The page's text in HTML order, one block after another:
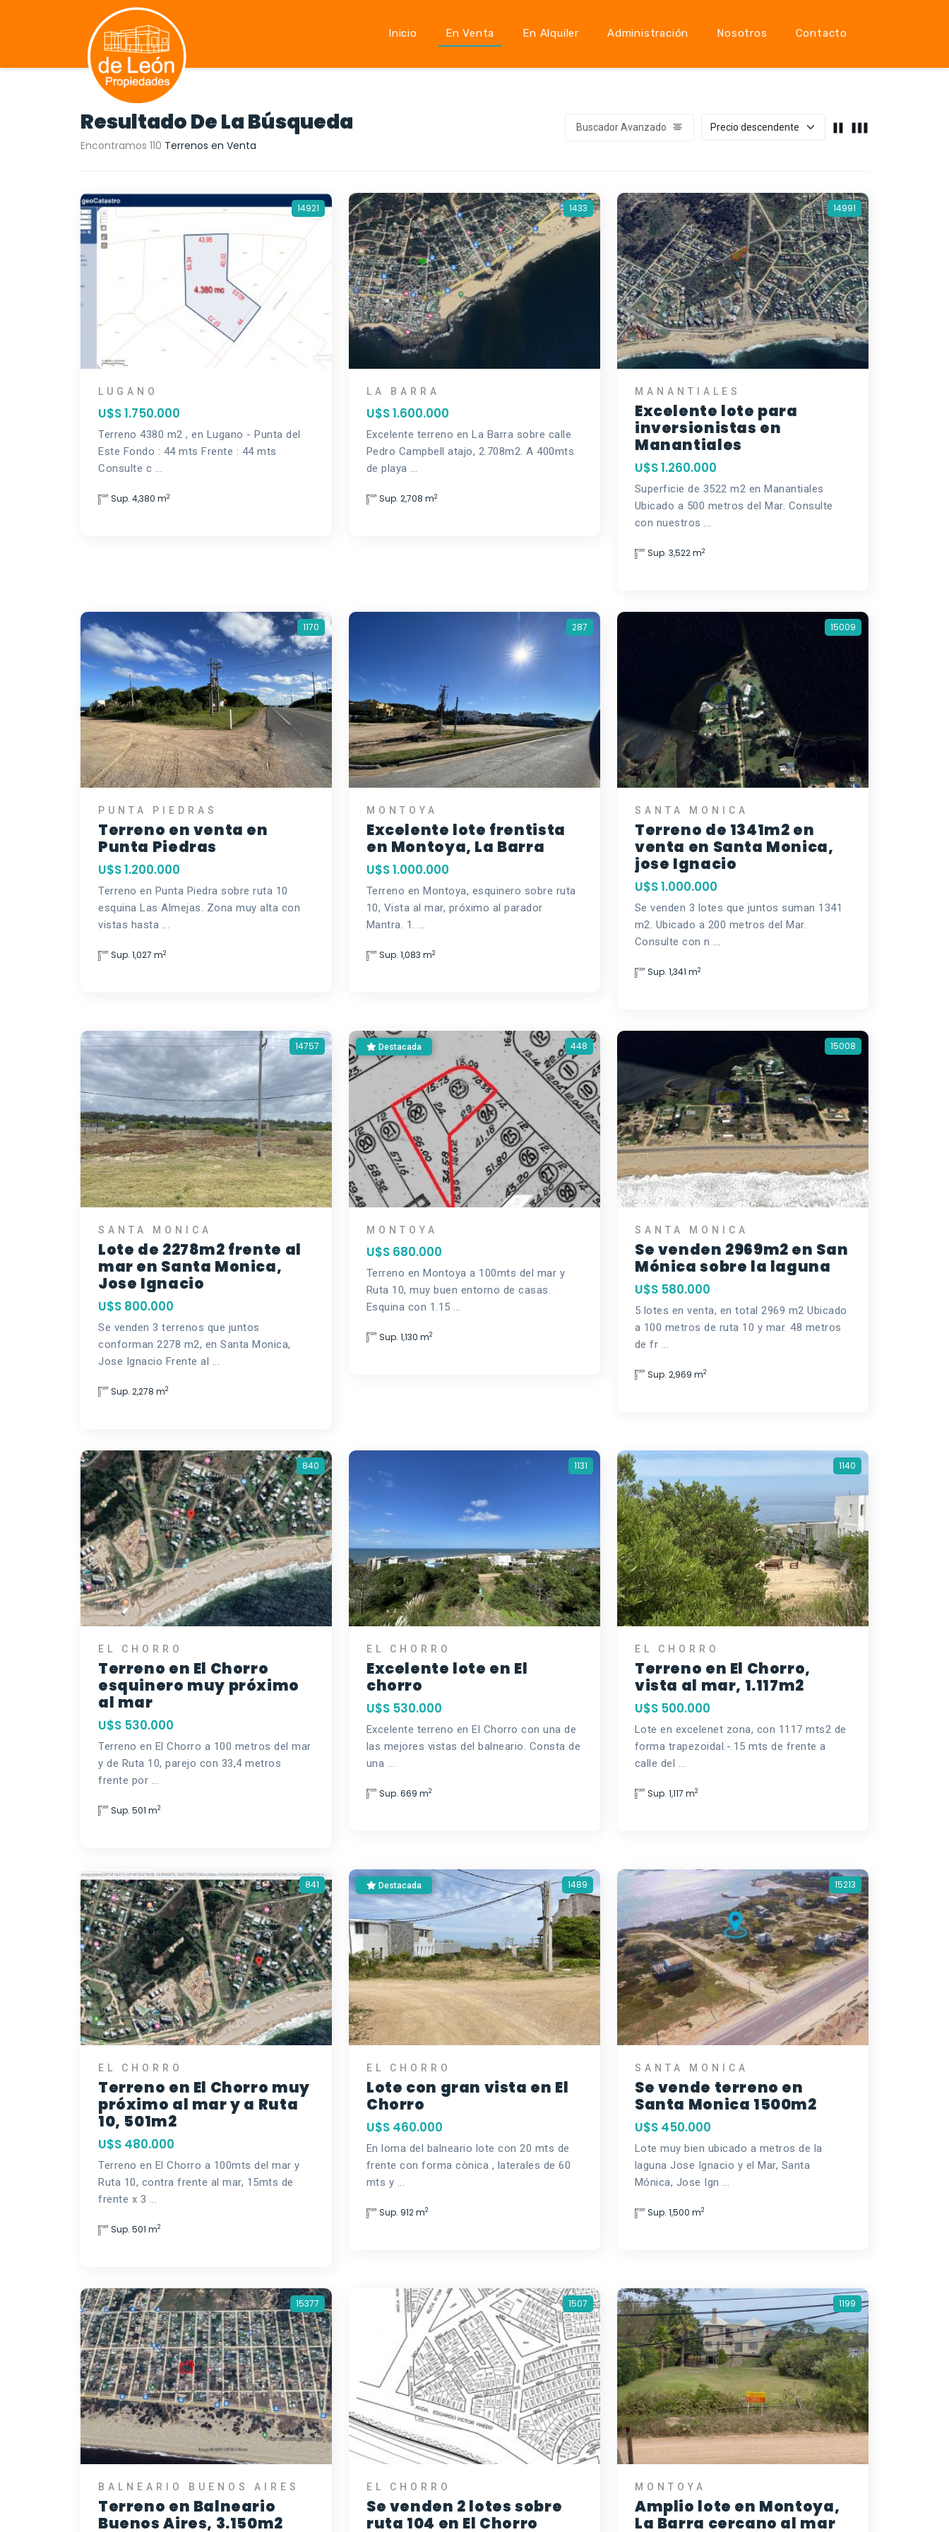
Inicio En Venta En Alquiler Administración Nosotros Contacto
Resultado De La Búsqueda
Encontramos 110 Terrenos en Venta
Buscador Avanzado
14921
LUGANO
U$S 1.750.000
Terreno 4380 m2 , en Lugano - Punta del
Este Fondo : 44 mts Frente : 44 mts
Consulte c ...
Sup. 4,380 m2
1433
LA BARRA
U$S 1.600.000
Excelente terreno en La Barra sobre calle
Pedro Campbell atajo, 2.708m2. A 400mts
de playa ...
Sup. 2,708 m2
14991
MANANTIALES
Excelente lote para
inversionistas en
Manantiales
U$S 1.260.000
Superficie de 3522 m2 en Manantiales
Ubicado a 500 metros del Mar. Consulte
con nuestros ...
Sup. 3,522 m2
1170
PUNTA PIEDRAS
Terreno en venta en
Punta Piedras
U$S 1.200.000
Terreno en Punta Piedra sobre ruta 10
esquina Las Almejas. Zona muy alta con
vistas hasta ...
Sup. 1,027 m2
287
MONTOYA
Excelente lote frentista
en Montoya, La Barra
U$S 1.000.000
Terreno en Montoya, esquinero sobre ruta
10, Vista al mar, próximo al parador
Mantra. 1. ...
Sup. 1,083 m2
15009
SANTA MONICA
Terreno de 1341m2 en
venta en Santa Monica,
jose Ignacio
U$S 1.000.000
Se venden 3 lotes que juntos suman 1341
m2. Ubicado a 200 metros del Mar.
Consulte con n ...
Sup. 1,341 m2
14757
SANTA MONICA
Lote de 2278m2 frente al
mar en Santa Monica,
Jose Ignacio
U$S 800.000
Se venden 3 terrenos que juntos
conforman 2278 m2, en Santa Monica,
Jose Ignacio Frente al ...
Sup. 2,278 m2
Destacada 448
MONTOYA
U$S 680.000
Terreno en Montoya a 100mts del mar y
Ruta 10, muy buen entorno de casas.
Esquina con 1.15 ...
Sup. 1,130 m2
15008
SANTA MONICA
Se venden 2969m2 en San
Mónica sobre la laguna
U$S 580.000
5 lotes en venta, en total 2969 m2 Ubicado
a 100 metros de ruta 10 y mar. 48 metros
de fr ...
Sup. 2,969 m2
840
EL CHORRO
Terreno en El Chorro
esquinero muy próximo
al mar
U$S 530.000
Terreno en El Chorro a 100 metros del mar
y de Ruta 10, parejo con 33,4 metros
frente por ...
Sup. 501 m2
1131
EL CHORRO
Excelente lote en El
chorro
U$S 530.000
Excelente terreno en El Chorro con una de
las mejores vistas del balneario. Consta de
una ...
Sup. 669 m2
1140
EL CHORRO
Terreno en El Chorro,
vista al mar, 1.117m2
U$S 500.000
Lote en excelenet zona, con 1117 mts2 de
forma trapezoidal.-.15 mts de frente a
calle del ...
Sup. 1,117 m2
841
EL CHORRO
Terreno en El Chorro muy
próximo al mar y a Ruta
10, 501m2
U$S 480.000
Terreno en El Chorro a 100mts del mar y
Ruta 10, contra frente al mar, 15mts de
frente x 3 ...
Sup. 501 m2
Destacada 1489
EL CHORRO
Lote con gran vista en El
Chorro
U$S 460.000
En loma del balneario lote con 20 mts de
frente con forma cònica , laterales de 60
mts y ...
Sup. 912 m2
15213
SANTA MONICA
Se vende terreno en
Santa Monica 1500m2
U$S 450.000
Lote muy bien ubicado a metros de la
laguna Jose Ignacio y el Mar, Santa
Mónica, Jose Ign ...
Sup. 1,500 m2
15377
BALNEARIO BUENOS AIRES
Terreno en Balneario
Buenos Aires, 3.150m2
1507
EL CHORRO
Se venden 2 lotes sobre
ruta 104 en El Chorro
1199
MONTOYA
Amplio lote en Montoya,
La Barra cercano al mar